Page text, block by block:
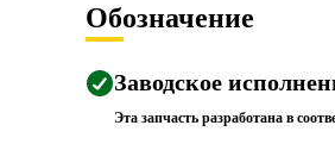
Обозначение
Заводское
Эта запчасть разработана в